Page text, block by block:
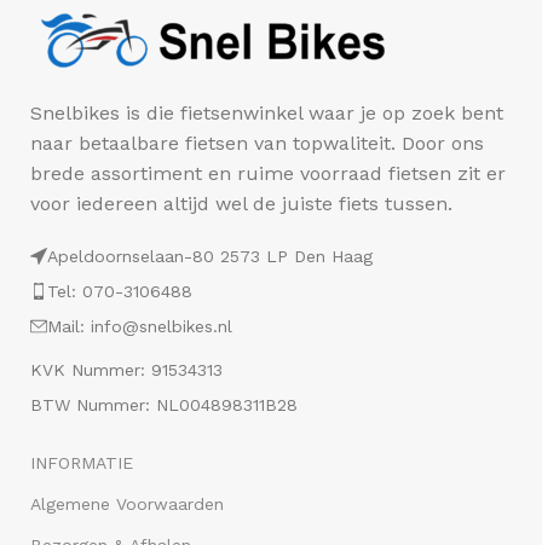
Snelbikes is die fietsenwinkel waar je op zoek bent
naar betaalbare fietsen van topwaliteit. Door ons
brede assortiment en ruime voorraad fietsen zit er
voor iedereen altijd wel de juiste fiets tussen.
Apeldoornselaan-80 2573 LP Den Haag
Tel: 070-3106488
Mail: info@snelbikes.nl
KVK Nummer: 91534313
BTW Nummer: NL004898311B28
INFORMATIE
Algemene Voorwaarden